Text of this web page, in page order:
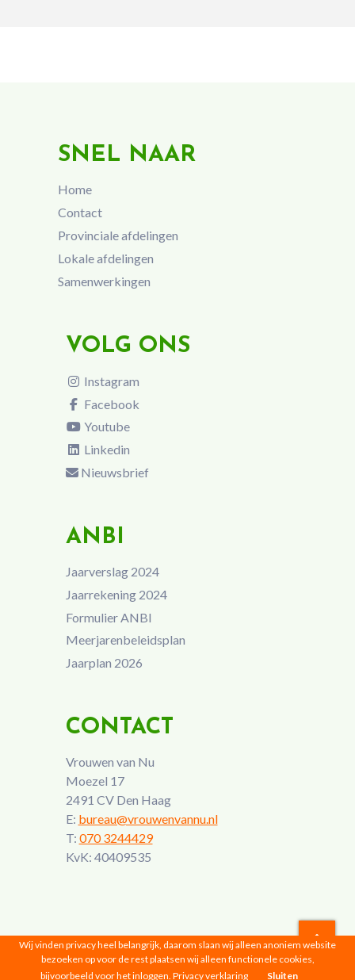
SNEL NAAR
Home
Contact
Provinciale afdelingen
Lokale afdelingen
Samenwerkingen
VOLG ONS
Instagram
Facebook
Youtube
Linkedin
Nieuwsbrief
ANBI
Jaarverslag 2024
Jaarrekening 2024
Formulier ANBI
Meerjarenbeleidsplan
Jaarplan 2026
CONTACT
Vrouwen van Nu
Moezel 17
2491 CV Den Haag
E: bureau@vrouwenvannu.nl
T: 070 3244429
KvK: 40409535
Vrouwen van Nu © 2026 |Privacyverklaring
Wij vinden privacy heel belangrijk, daarom slaan wij alleen anoniem website
bezoeken op voor de rest plaatsen wij alleen functionele cookies,
bijvoorbeeld voor het inloggen. Privacy verklaring Sluiten